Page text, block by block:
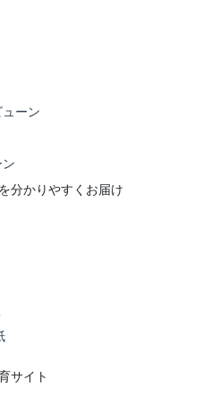
ーン
分かりやすくお届け
サイト